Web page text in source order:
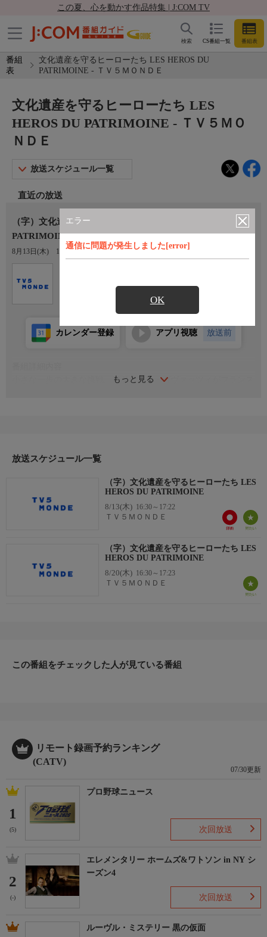
この夏、心を動かす作品特集 | J:COM TV
CS番組一覧 番組表
検索
番組
表
文化遺産を守るヒーローたち LES HEROS DU
PATRIMOINE - ＴＶ５ＭＯＮＤＥ
エラー
通信に問題が発生しました[error]
OK
文化遺産を守るヒーローたち LES
HEROS DU PATRIMOINE - ＴＶ５ＭＯ
ＮＤＥ
放送スケジュール一覧
直近の放送
（字）文化遺産を守るヒーローたち LES HEROS DU
PATRIMOINE
8月13日(木) 16:30〜17:22
もっと見る
カレンダー登録 アプリ視聴 放送前
小さな一歩の大きな挑戦。アドリアン・ガヴァッツィがフランス
放送スケジュール一覧
（字）文化遺産を守るヒーローたち LES
HEROS DU PATRIMOINE
8/13(木) 16:30～17:22
ＴＶ５ＭＯＮＤＥ
（字）文化遺産を守るヒーローたち LES
HEROS DU PATRIMOINE
8/20(木) 16:30～17:23
ＴＶ５ＭＯＮＤＥ
この番組をチェックした人が見ている番組
リモート録画予約ランキング
(CATV)
07/30更新
1
(5)
プロ野球ニュース
次回放送
2
(-)
エレメンタリー ホームズ&ワトソン in NY シ
ーズン4
次回放送
ルーヴル・ミステリー 黒の仮面